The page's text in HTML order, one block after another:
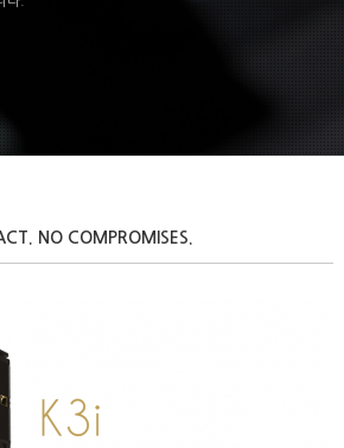
NO COMPROMISES.